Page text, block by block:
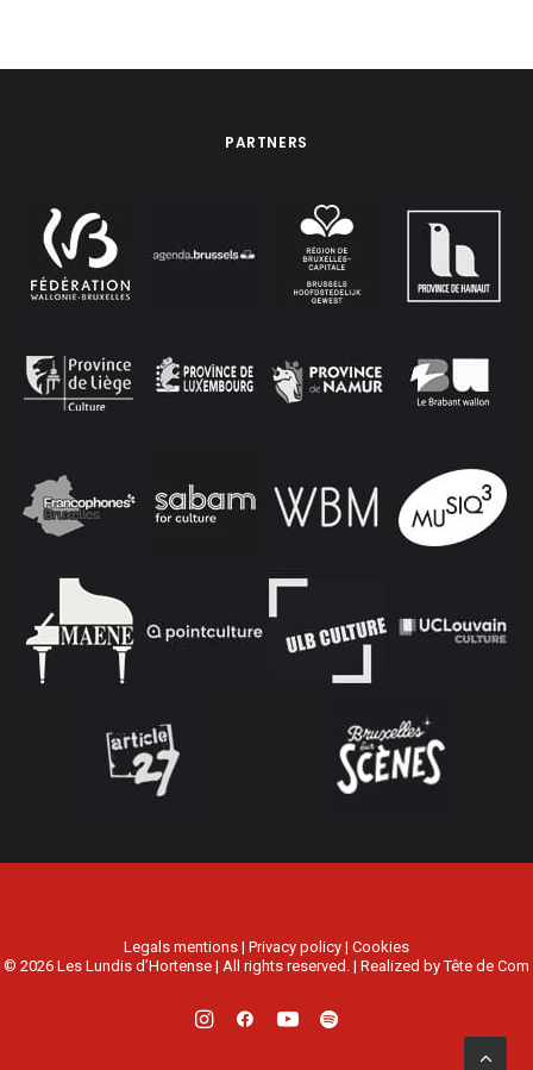
PARTNERS
Legals mentions | Privacy policy | Cookies
© 2026 Les Lundis d’Hortense | All rights reserved. | Realized byTête de Com